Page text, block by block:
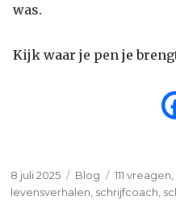
was.
Kijk waar je pen je
Geplaatst
op
8 juli 2025 Categorieën
Blog Tags
111 vreagen,
levensverhalen, schrijfcoach,